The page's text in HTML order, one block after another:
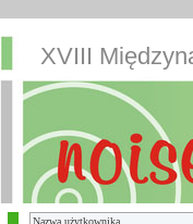
XVIII